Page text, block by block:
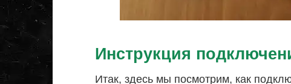
Инструкция
Итак, здесь мы посмотрим, как